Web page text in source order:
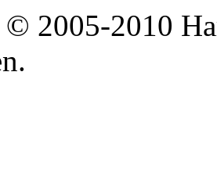
2005-2010